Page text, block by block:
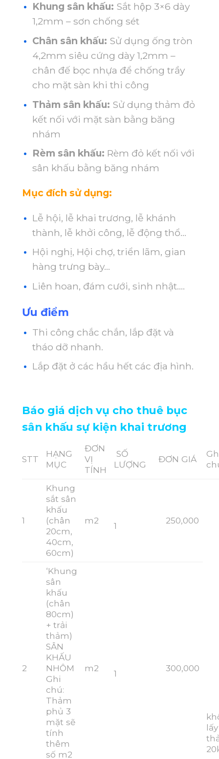
Khung sân khấu: Sắt hộp 3×6 dày
1,2mm – sơn chống sét
Chân sân khấu: Sử dụng ống tròn
4,2mm siêu cứng dày 1,2mm –
chân đế bọc nhựa để chống trầy
cho mặt sàn khi thi công
Thảm sân khấu: Sử dụng thảm đỏ
kết nối với mặt sàn bằng băng
nhám
Rèm sân khấu: Rèm đỏ kết nối với
sân khấu bằng băng nhám
Mục đích sử dụng:
Lễ hội, lễ khai trương, lễ khánh
thành, lễ khởi công, lễ động thổ…
Hội nghị, Hội chợ, triển lãm, gian
hàng trưng bày…
Liên hoan, đám cưới, sinh nhật….
Ưu điểm
Thi công chắc chắn, lắp đặt và
tháo dỡ nhanh.
Lắp đặt ở các hầu hết các địa hình.
Báo giá dịch vụ cho thuê bục
sân khấu sự kiện khai trương
STT
HẠNG
MỤC
ĐƠN
VỊ
TÍNH
SỐ
LƯỢNG
ĐƠN GIÁ
1
Khung
sắt sân
khấu
(chân
20cm,
40cm,
60cm)
m2
1
250,000
lấy
2
‘Khung
sân
khấu
(chân
80cm)
+ trải
thảm)
SÂN
KHẤU
NHÔM
Ghi
chú:
Thảm
phủ 3
mặt sẽ
tính
thêm
số m2
m2
1
300,000